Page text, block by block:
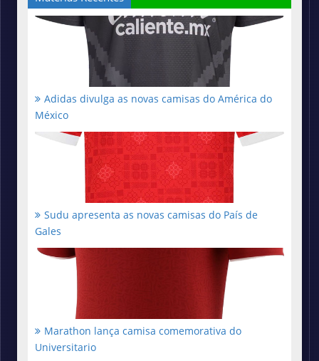
Adidas divulga as novas camisas do América do
México
Sudu apresenta as novas camisas do País de
Gales
Marathon lança camisa comemorativa do
Universitario